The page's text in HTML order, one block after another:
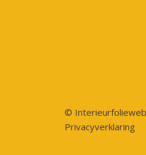
©
Privacyverklaring